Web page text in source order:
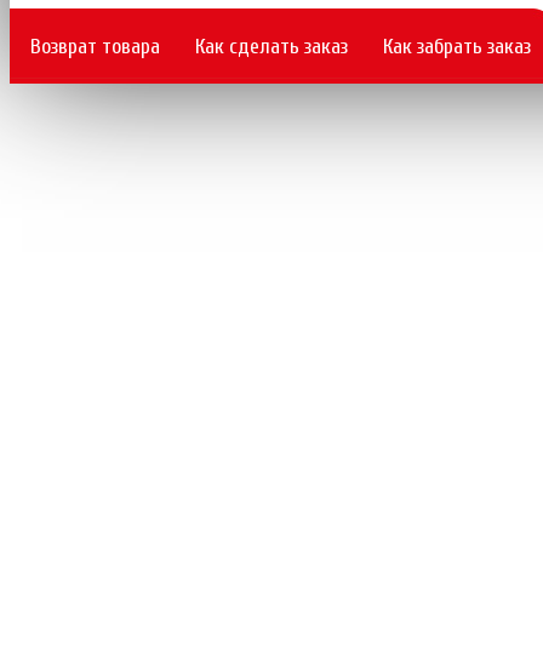
Возврат товара Как сделать заказ Как забрать заказ